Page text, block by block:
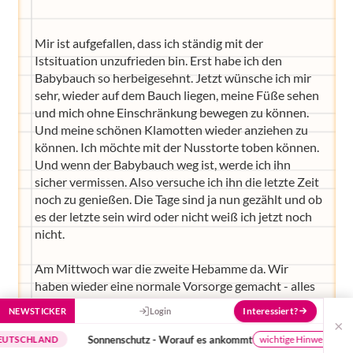
Mir ist aufgefallen, dass ich ständig mit der
Istsituation unzufrieden bin. Erst habe ich den
Babybauch so herbeigesehnt. Jetzt wünsche ich mir
sehr, wieder auf dem Bauch liegen, meine Füße sehen
und mich ohne Einschränkung bewegen zu können.
Und meine schönen Klamotten wieder anziehen zu
können. Ich möchte mit der Nusstorte toben können.
Und wenn der Babybauch weg ist, werde ich ihn
sicher vermissen. Also versuche ich ihn die letzte Zeit
noch zu genießen. Die Tage sind ja nun gezählt und ob
es der letzte sein wird oder nicht weiß ich jetzt noch
nicht.
Am Mittwoch war die zweite Hebamme da. Wir
haben wieder eine normale Vorsorge gemacht - alles
prima und das Kindchen sitzt jetzt mit dem Kopf gut
im Becken. Waren also tatsächlich Senkwehen.
Manchmal kann ich sein Köpfchen tasten. Mensch
Hilf uns, den Avatar mit deinen Fragen zu
füttern und ihn mit jeder Bewertung ein
Stück besser zu machen!
NEWSTICKER
Sonnenschutz - Worauf es ankommt wichtige Hinweise Die
Login Interessiert?
×